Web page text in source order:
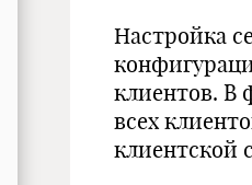
Настройка
клиентов. В
всех
клиентской